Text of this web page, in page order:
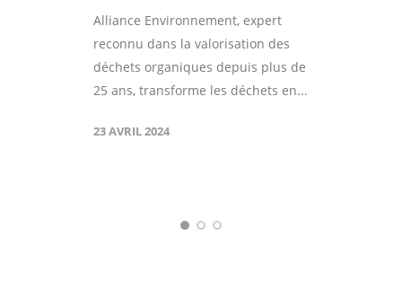
Alliance Environnement, expert
reconnu dans la valorisation des
déchets organiques depuis plus de
25 ans, transforme les déchets en...
23 AVRIL 2024